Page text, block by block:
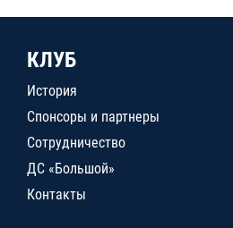
КЛУБ
История
Спонсоры и партнеры
Сотрудничество
ДС «Большой»
Контакты